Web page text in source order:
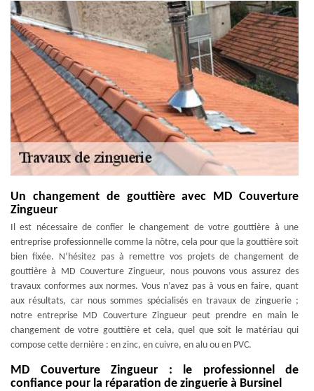
Un changement de gouttière avec MD Couverture
Zingueur
Il est nécessaire de confier le changement de votre gouttière à une
entreprise professionnelle comme la nôtre, cela pour que la gouttière soit
bien fixée. N’hésitez pas à remettre vos projets de changement de
gouttière à MD Couverture Zingueur, nous pouvons vous assurez des
travaux conformes aux normes. Vous n’avez pas à vous en faire, quant
aux résultats, car nous sommes spécialisés en travaux de zinguerie ;
notre entreprise MD Couverture Zingueur peut prendre en main le
changement de votre gouttière et cela, quel que soit le matériau qui
compose cette dernière : en zinc, en cuivre, en alu ou en PVC.
MD Couverture Zingueur : le professionnel de
confiance pour la réparation de zinguerie à Bursinel